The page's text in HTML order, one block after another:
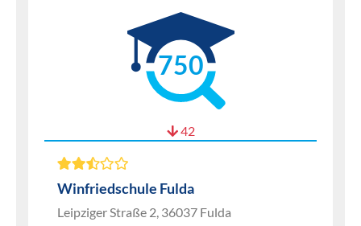
750
42
Winfriedschule Fulda
Leipziger Straße 2, 36037 Fulda